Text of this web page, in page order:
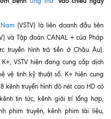
(VSTV) là liên doanh đầu tiên
và Tập đoàn CANAL + của Pháp
truyền hình trả tiền ở Châu Âu).
VSTV hiện đang cung cấp dịch
vệ tinh kỹ thuật số. K+ hiện cung
kênh truyền hình độ nét cao HD có
tin tức, kênh giải trí tổng hợp,
phim truyện, kênh phim tài liệu,